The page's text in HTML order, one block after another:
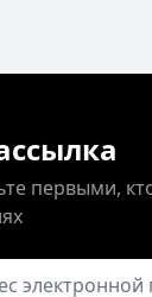
первыми,